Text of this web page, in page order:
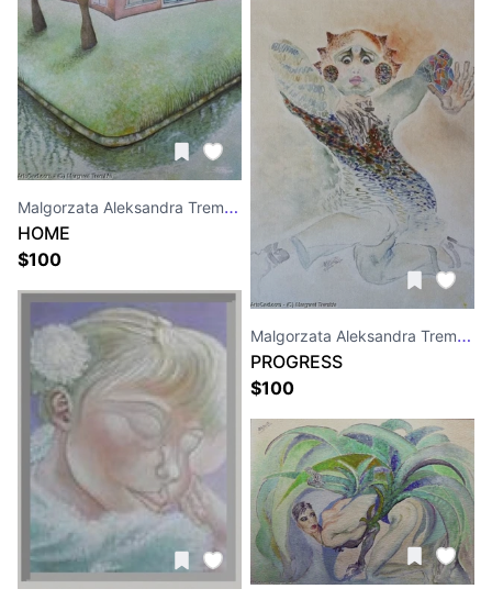
Malgorzata Aleksandra Trembla
HOME
$100
Malgorzata Aleksandra Trembla
PROGRESS
$100